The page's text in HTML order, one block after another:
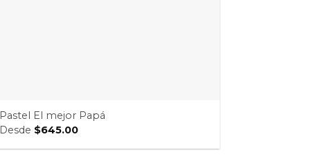
Pastel El mejor Papá
Desde $645.00